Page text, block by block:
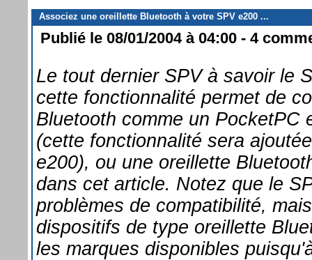
Associez une oreillette Bluetooth à votre SPV e200 ...
Publié le 08/01/2004 à 04:00 - 4
Le tout dernier SPV à savoir le
cette fonctionnalité permet de
Bluetooth comme un PocketPC
(cette fonctionnalité sera
e200), ou une oreillette
dans cet article. Notez que le
problèmes de compatibilité,
dispositifs de type oreillette
les marques disponibles